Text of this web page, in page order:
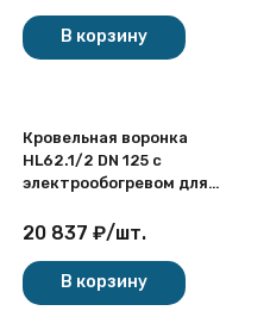
В корзину
Кровельная воронка
HL62.1/2 DN 125 с
электрообогревом для
неэксплуатируемой
20 837 ₽/шт.
В корзину